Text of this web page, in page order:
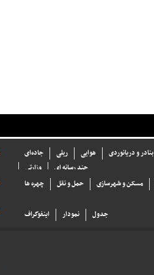
جاده‌ای ریلی هوایی بنادر و دریانوردی
وزارتی
چند رسانه ای
چهره ها حمل و نقل مسکن و شهرسازی
اینفوگراف نمودار جدول